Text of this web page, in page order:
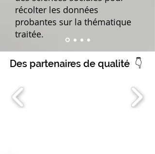
récolter les données
probantes sur la thématique
traitée.
Des partenaires de qualité 👇